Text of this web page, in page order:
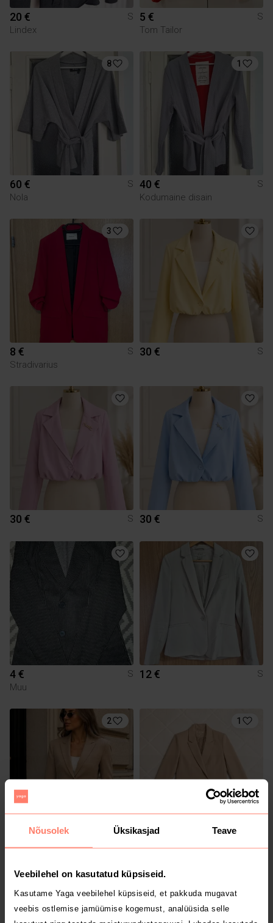
Nõusolek Üksikasjad Teave
Veebilehel on kasutatud küpsiseid.
Kasutame Yaga veebilehel küpsiseid, et pakkuda mugavat
veebis ostlemise jamüümise kogemust, analüüsida selle
20 €
S
Lindex
5 €
S
Tom Tailor
8
60 €
S
Nola
1
40 €
S
Kodumaine disain
3
8 €
S
Stradivarius
30 € S
30 € S 30 € S
4 €
S
Muu
12 € S
2 1